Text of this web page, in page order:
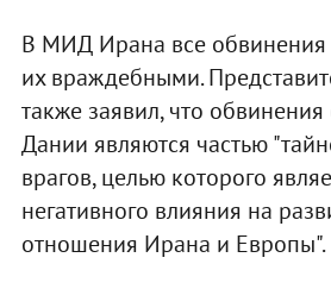
В МИД Ирана все обвинения
их враждебными.
также заявил, что
Дании являются частью
врагов, целью которого
негативного влияния на
отношения Ирана и Европы".